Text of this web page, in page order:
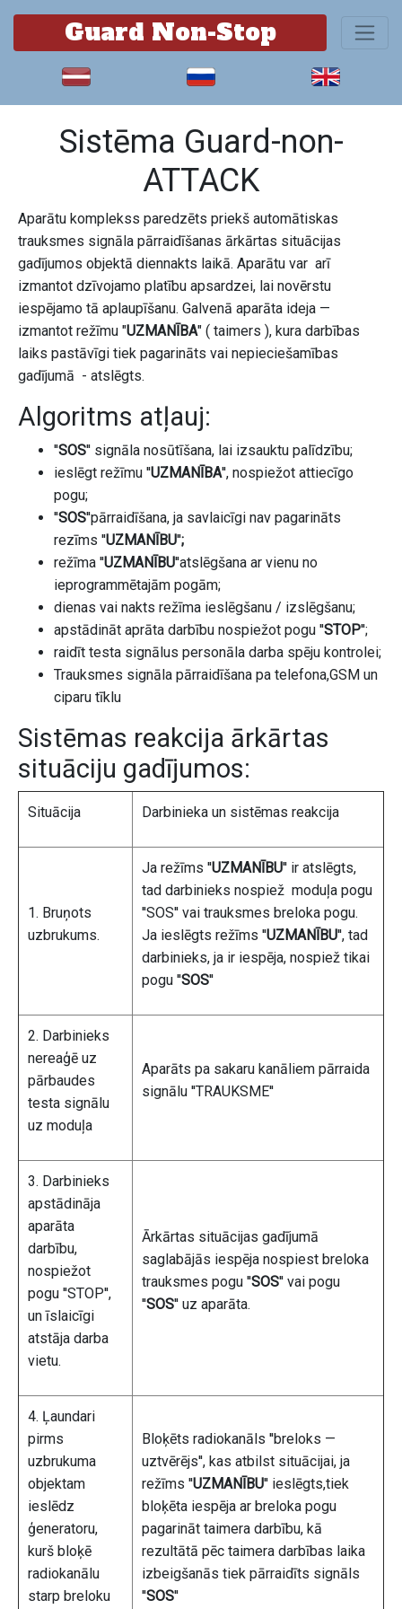
Guard Non-Stop
Sistēma Guard-non-
ATTACK
Aparātu komplekss paredzēts priekš automātiskas
trauksmes signāla pārraidīšanas ārkārtas situācijas
gadījumos objektā diennakts laikā. Aparātu var arī
izmantot dzīvojamo platību apsardzei, lai novērstu
iespējamo tā aplaupīšanu. Galvenā aparāta ideja —
izmantot režīmu "UZMANĪBA" ( taimers ), kura darbības
laiks pastāvīgi tiek pagarināts vai nepieciešamības
gadījumā - atslēgts.
Algoritms atļauj:
''SOS'' signāla nosūtīšana, lai izsauktu palīdzību;
ieslēgt režīmu ''UZMANĪBA'', nospiežot attiecīgo
pogu;
''SOS''pārraidīšana, ja savlaicīgi nav pagarināts
rezīms ''UZMANĪBU'';
režīma ''UZMANĪBU''atslēgšana ar vienu no
ieprogrammētajām pogām;
dienas vai nakts režīma ieslēgšanu / izslēgšanu;
apstādināt aprāta darbību nospiežot pogu ''STOP'';
raidīt testa signālus personāla darba spēju kontrolei;
Trauksmes signāla pārraidīšana pa telefona,GSM un
ciparu tīklu
Sistēmas reakcija ārkārtas
situāciju gadījumos:
Situācija Darbinieka un sistēmas reakcija
1. Bruņots
uzbrukums.
Ja režīms ''UZMANĪBU'' ir atslēgts,
tad darbinieks nospiež moduļa pogu
''SOS'' vai trauksmes breloka pogu.
Ja ieslēgts režīms ''UZMANĪBU'', tad
darbinieks, ja ir iespēja, nospiež tikai
pogu ''SOS''
2. Darbinieks
nereaģē uz
pārbaudes
testa signālu
uz moduļa
Aparāts pa sakaru kanāliem pārraida
signālu ''TRAUKSME''
3. Darbinieks
apstādināja
aparāta
darbību,
nospiežot
pogu ''STOP'',
un īslaicīgi
atstāja darba
vietu.
Ārkārtas situācijas gadījumā
saglabājās iespēja nospiest breloka
trauksmes pogu ''SOS'' vai pogu
''SOS'' uz aparāta.
4. Ļaundari
pirms
uzbrukuma
objektam
ieslēdz
ģeneratoru,
kurš bloķē
radiokanālu
starp breloku
Bloķēts radiokanāls ''breloks —
uztvērējs'', kas atbilst situācijai, ja
režīms ''UZMANĪBU'' ieslēgts,tiek
bloķēta iespēja ar breloka pogu
pagarināt taimera darbību, kā
rezultātā pēc taimera darbības laika
izbeigšanās tiek pārraidīts signāls
''SOS''